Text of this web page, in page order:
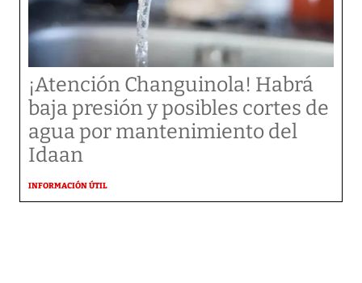
¡Atención Changuinola! Habrá
baja presión y posibles cortes de
agua por mantenimiento del
Idaan
INFORMACIÓN ÚTIL